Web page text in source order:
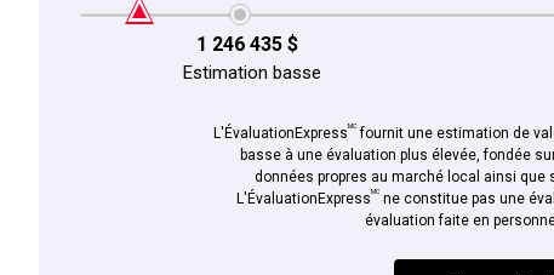
1 246 435 $
Estimation basse
L'ÉvaluationExpressMC fournit une estimation de
basse à une évaluation plus élevée, fondée
données propres au marché local ainsi que
L'ÉvaluationExpressMC ne constitue pas une
évaluation faite en